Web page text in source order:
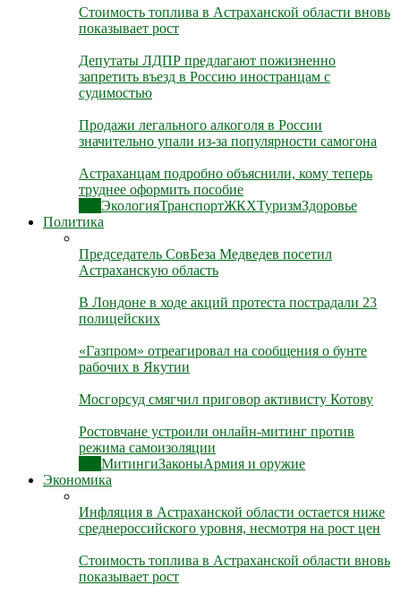
Стоимость топлива в Астраханской области вновь
показывает рост
Депутаты ЛДПР предлагают пожизненно
запретить въезд в Россию иностранцам с
судимостью
Продажи легального алкоголя в России
значительно упали из-за популярности самогона
Астраханцам подробно объяснили, кому теперь
труднее оформить пособие
ЭкологияТранспортЖКХТуризмЗдоровье
Политика
Председатель СовБеза Медведев посетил
Астраханскую область
В Лондоне в ходе акций протеста пострадали 23
полицейских
«Газпром» отреагировал на сообщения о бунте
рабочих в Якутии
Мосгорсуд смягчил приговор активисту Котову
Ростовчане устроили онлайн-митинг против
режима самоизоляции
МитингиЗаконыАрмия и оружие
Экономика
Инфляция в Астраханской области остается ниже
среднероссийского уровня, несмотря на рост цен
Стоимость топлива в Астраханской области вновь
показывает рост